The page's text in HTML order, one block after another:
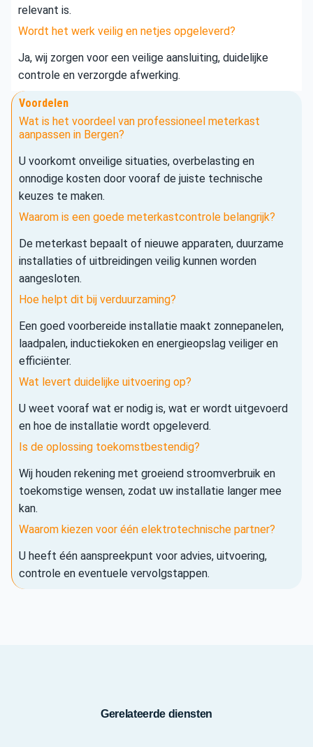
relevant is.
Wordt het werk veilig en netjes opgeleverd?
Ja, wij zorgen voor een veilige aansluiting, duidelijke
controle en verzorgde afwerking.
Voordelen
Wat is het voordeel van professioneel meterkast
aanpassen in Bergen?
U voorkomt onveilige situaties, overbelasting en
onnodige kosten door vooraf de juiste technische
keuzes te maken.
Waarom is een goede meterkastcontrole belangrijk?
De meterkast bepaalt of nieuwe apparaten, duurzame
installaties of uitbreidingen veilig kunnen worden
aangesloten.
Hoe helpt dit bij verduurzaming?
Een goed voorbereide installatie maakt zonnepanelen,
laadpalen, inductiekoken en energieopslag veiliger en
efficiënter.
Wat levert duidelijke uitvoering op?
U weet vooraf wat er nodig is, wat er wordt uitgevoerd
en hoe de installatie wordt opgeleverd.
Is de oplossing toekomstbestendig?
Wij houden rekening met groeiend stroomverbruik en
toekomstige wensen, zodat uw installatie langer mee
kan.
Waarom kiezen voor één elektrotechnische partner?
U heeft één aanspreekpunt voor advies, uitvoering,
controle en eventuele vervolgstappen.
Gerelateerde diensten